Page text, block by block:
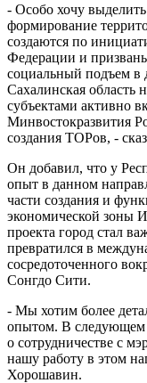
- Особо хочу
формирование
создаются по
Федерации и
социальный подъем в
Сахалинская область
субъектами активно
Минвостокразвития
создания ТОРов, -
Он добавил, что у
опыт в данном
части создания и
экономической зоны
проекта город стал
превратился в
сосредоточенного
Сонгдо Сити.
- Мы хотим более
опытом. В следующем
о сотрудничестве с
нашу работу в этом
Хорошавин.